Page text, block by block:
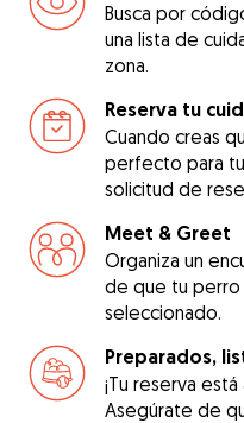
Busca por
una lista de
zona.
Reserva tu
Cuando creas
perfecto para
solicitud de
Meet & Greet
Organiza un
de que tu perro
seleccionado.
Preparados,
¡Tu reserva
Asegúrate de